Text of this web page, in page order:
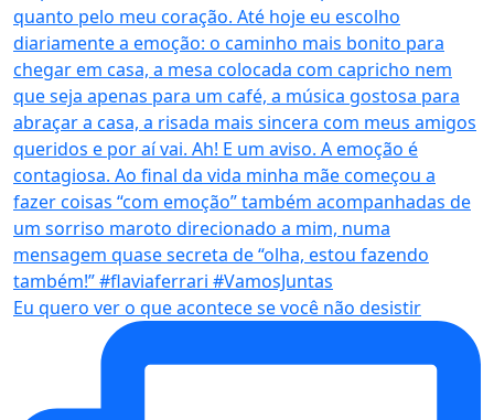
Eu quero ver o que acontece se você não desistir